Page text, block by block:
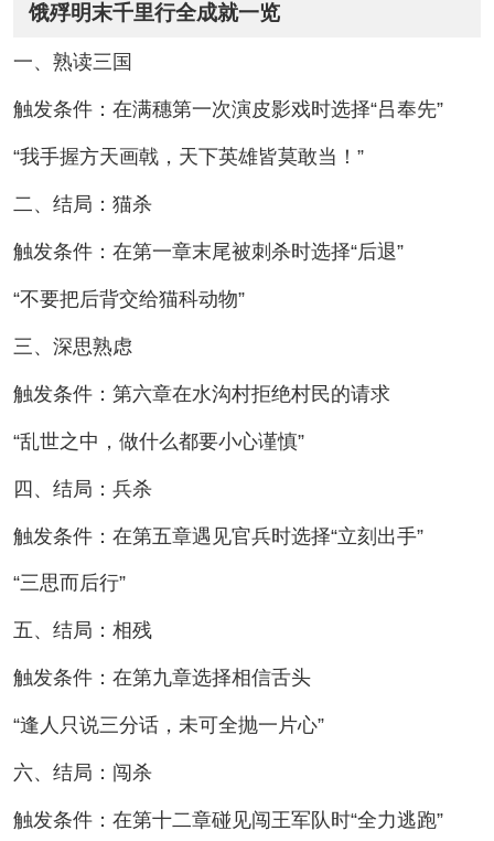
饿殍明末千里行全成就一览
一、熟读三国
触发条件：在满穗第一次演皮影戏时选择“吕奉先”
“我手握方天画戟，天下英雄皆莫敢当！”
二、结局：猫杀
触发条件：在第一章末尾被刺杀时选择“后退”
“不要把后背交给猫科动物”
三、深思熟虑
触发条件：第六章在水沟村拒绝村民的请求
“乱世之中，做什么都要小心谨慎”
四、结局：兵杀
触发条件：在第五章遇见官兵时选择“立刻出手”
“三思而后行”
五、结局：相残
触发条件：在第九章选择相信舌头
“逢人只说三分话，未可全抛一片心”
六、结局：闯杀
触发条件：在第十二章碰见闯王军队时“全力逃跑”